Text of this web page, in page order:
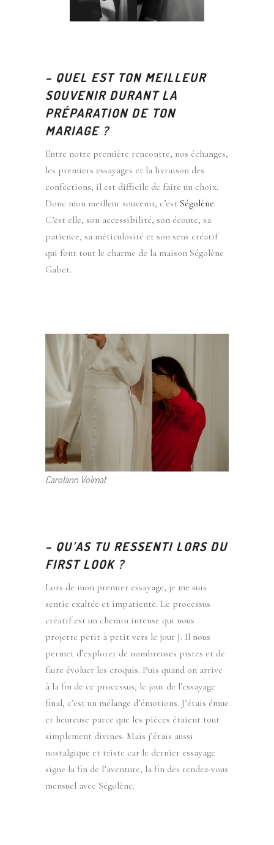
– QUEL EST TON MEILLEUR
SOUVENIR DURANT LA
PRÉPARATION DE TON
MARIAGE ?
Entre notre première rencontre, nos échanges,
les premiers essayages et la livraison des
confections, il est difficile de faire un choix.
Donc mon meilleur souvenir, c’est Ségolène.
C’est elle, son accessibilité, son écoute, sa
patience, sa méticulosité et son sens créatif
qui font tout le charme de la maison Ségolène
Gabet.
Carolann Volmat
– QU’AS TU RESSENTI LORS DU
FIRST LOOK ?
Lors de mon premier essayage, je me suis
sentie exaltée et impatiente. Le processus
créatif est un chemin intense qui nous
projette petit à petit vers le jour J. Il nous
permet d’explorer de nombreuses pistes et de
faire évoluer les croquis. Puis quand on arrive
à la fin de ce processus, le jour de l’essayage
final, c’est un mélange d’émotions. J’étais émue
et heureuse parce que les pièces étaient tout
simplement divines. Mais j’étais aussi
nostalgique et triste car le dernier essayage
signe la fin de l’aventure, la fin des rendez-vous
mensuel avec Ségolène.